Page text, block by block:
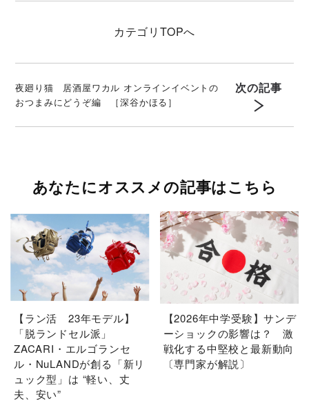
カテゴリ TOPへ
夜廻り猫 居酒屋ワカル オンラインイベントの
おつまみにどうぞ編 ［深谷かほる］
次の記事
あなたにオススメの記事はこちら
【ラン活 23年モデル】
「脱ランドセル派」
ZACARI・エルゴランセ
ル・NuLANDが創る「新リ
ュック型」は “軽い、丈
夫、安い”
【2026年中学受験】サンデ
ーショックの影響は？ 激
戦化する中堅校と最新動向
〔専門家が解説〕